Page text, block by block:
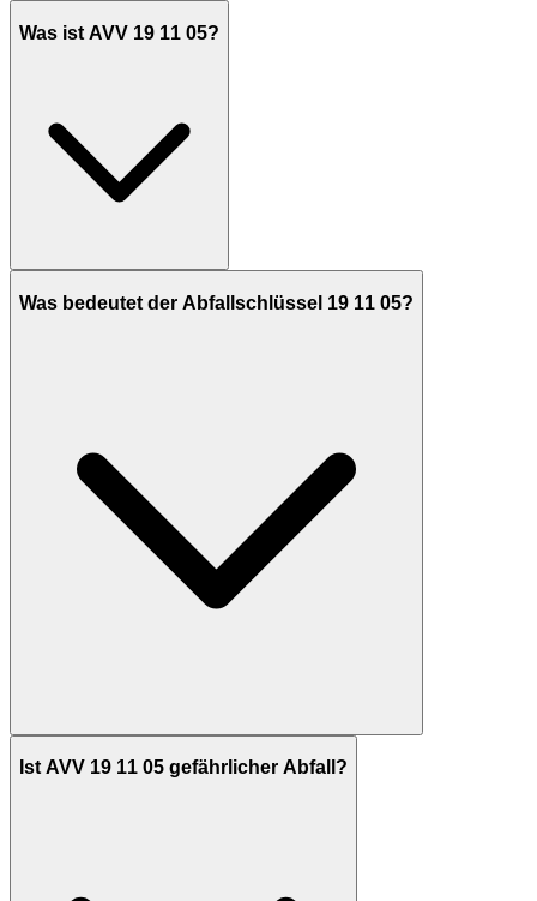
Was ist AVV 19 11 05?
Was bedeutet der Abfallschlüssel 19 11 05?
Ist AVV 19 11 05 gefährlicher Abfall?